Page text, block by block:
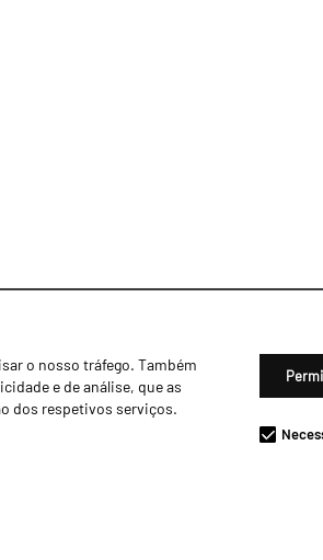
o nosso tráfego. Também
e de análise, que as
dos respetivos serviços.